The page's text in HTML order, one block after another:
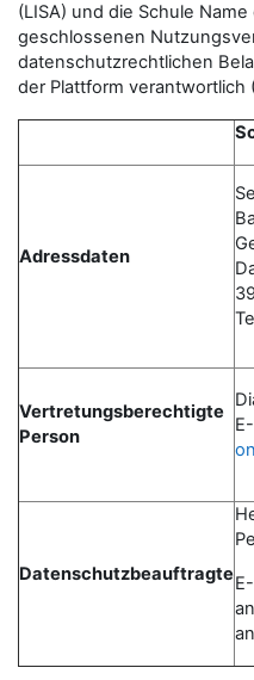
(LISA) und die Schule
geschlossenen
datenschutzrechtlichen
der Plattform verantwortlich
Adressdaten
Vertretungsberechtigte
Person
Datenschutzbeauftragte